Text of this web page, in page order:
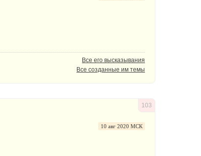
Все его высказывания
Все созданные им темы
103
10 авг 2020 МСК